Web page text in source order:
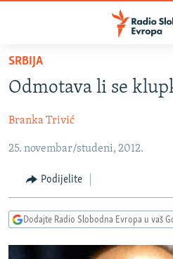
Pređite
glavni
Pređite
na
navigaciju
Pređite
na
pretragu
VIJESTI
SRBIJA
KOSOVO
CRNA GORA
VIZUELNO
VIDEO
PODCASTI
RAT U UKRAJINI
SRBIJA
Odmotava li se
Branka Trivić
25. novembar/studeni, 2012.
Podijelite
Dodajte Radio Slobodna Evropa u vaš